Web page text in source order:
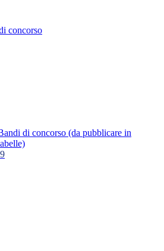
concorso
di concorso (da pubblicare in
9